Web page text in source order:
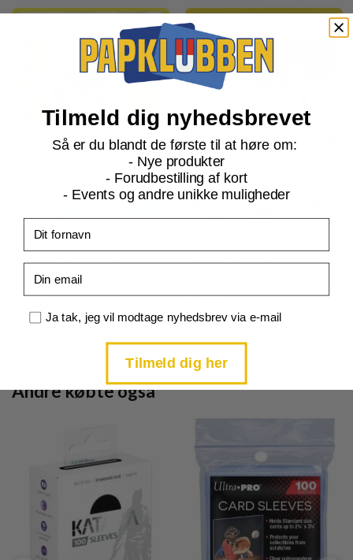
S&M Unified Minds
price
is:
price
is:
Andre købte også
Tilmeld dig nyhedsbrevet
Så er du blandt de første til at høre om:
- Nye produkter
- Forudbestilling af kort
- Events og andre unikke muligheder
Samtykke
Ja tak, jeg vil modtage nyhedsbrev via e-mail
Tilmeld dig her